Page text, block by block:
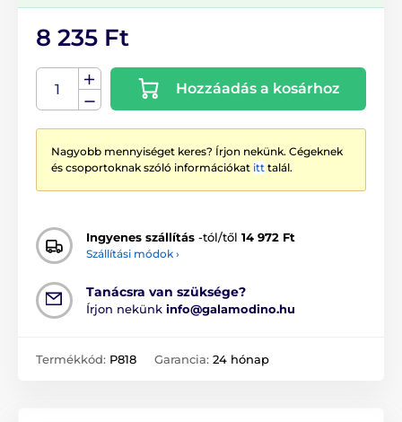
8 235 Ft
Hozzáadás a kosárhoz
Nagyobb mennyiséget keres? Írjon nekünk. Cégeknek
és csoportoknak szóló információkat itt talál.
Ingyenes szállítás -tól/től 14 972 Ft
Szállítási módok ›
Tanácsra van szüksége?
Írjon nekünk info@galamodino.hu
Termékkód: P818 Garancia: 24 hónap